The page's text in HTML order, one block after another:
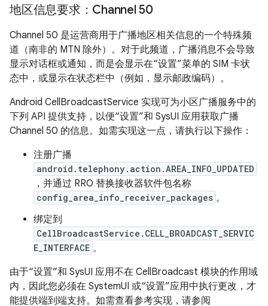
地区信息要求：Channel 50
Channel 50 是运营商用于广播地区相关信息的一个特殊频
道（南非的 MTN 除外）。对于此频道，广播消息不会导致
显示对话框或通知，而是会显示在“设置”菜单的 SIM 卡状
态中，或显示在状态栏中（例如，显示邮政编码）。
Android CellBroadcastService 实现可为小区广播服务中的
下列 API 提供支持，以便“设置”和 SysUI 应用获取广播
Channel 50 的信息。如需实现这一点，请执行以下操作：
注册广播
android.telephony.action.AREA_INFO_UPDATED
，并通过 RRO 替换接收器软件包名称
config_area_info_receiver_packages 。
绑定到
CellBroadcastService.CELL_BROADCAST_SERVIC
E_INTERFACE 。
由于“设置”和 SysUI 应用不在 CellBroadcast 模块的作用域
内，因此您必须在 SystemUI 或“设置”应用中执行更改，才
能提供端到端支持。如需查看参考实现，请参阅